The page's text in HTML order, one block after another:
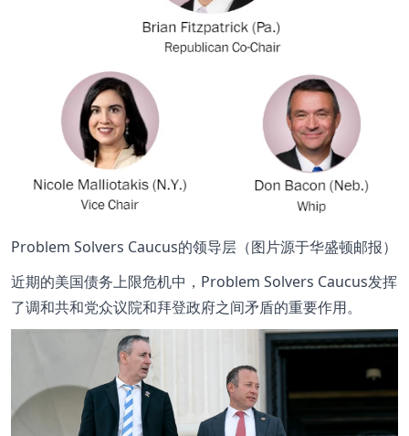
Problem Solvers Caucus的领导层（图片源于华盛顿邮报）
近期的美国债务上限危机中，Problem Solvers Caucus发挥
了调和共和党众议院和拜登政府之间矛盾的重要作用。